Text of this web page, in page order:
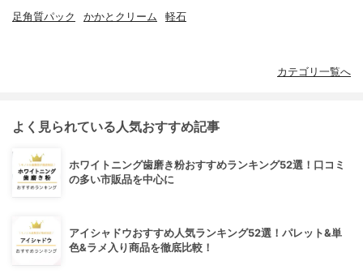
足角質パック かかとクリーム 軽石
カテゴリ一覧へ
よく見られている人気おすすめ記事
ホワイトニング歯磨き粉おすすめランキング52選！口コミ
の多い市販品を中心に
アイシャドウおすすめ人気ランキング52選！パレット&単
色&ラメ入り商品を徹底比較！